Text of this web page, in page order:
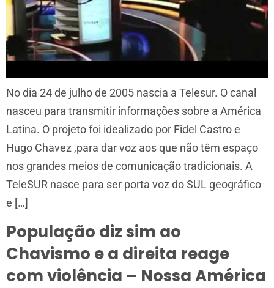
No dia 24 de julho de 2005 nascia a Telesur. O canal
nasceu para transmitir informações sobre a América
Latina. O projeto foi idealizado por Fidel Castro e
Hugo Chavez ,para dar voz aos que não têm espaço
nos grandes meios de comunicação tradicionais. A
TeleSUR nasce para ser porta voz do SUL geográfico
e […]
População diz sim ao
Chavismo e a direita reage
com violência – Nossa América